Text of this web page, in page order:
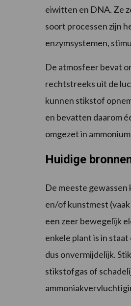
eiwitten en DNA. Ze
soort processen zijn
enzymsystemen,
De atmosfeer bevat
rechtstreeks uit de
kunnen stikstof
en bevatten daarom
omgezet in
Huidige
De meeste
en/of kunstmest
een zeer bewegelijk
enkele plant is in
dus onvermijdelijk.
stikstofgas of